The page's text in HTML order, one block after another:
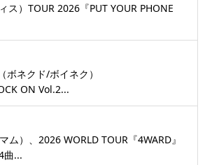
ス）TOUR 2026『PUT YOUR PHONE
ボネクド/ボイネク）
ON Vol.2...
ム）、2026 WORLD TOUR『4WARD』
曲...